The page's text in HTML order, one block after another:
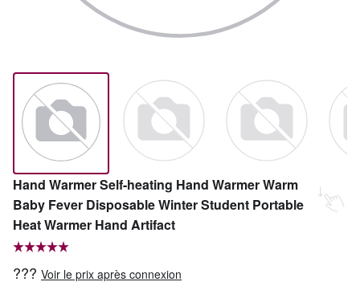
Hand Warmer Self-heating Hand Warmer Warm
Baby Fever Disposable Winter Student Portable
Heat Warmer Hand Artifact
??? Voir le prix après connexion